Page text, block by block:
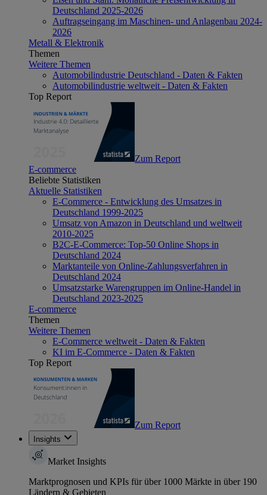
Deutschland 2025-2026
Auftragseingang im Maschinen- und Anlagenbau 2024-
2026
Metall & Elektronik
Themen
Weitere Themen
Automobilindustrie Deutschland - Daten & Fakten
Automobilindustrie weltweit - Daten & Fakten
Top Report
Zum Report
E-commerce
Beliebte Statistiken
Aktuelle Statistiken
E-Commerce - Entwicklung des Umsatzes in
Deutschland 1999-2025
Umsatz von Amazon in Deutschland und weltweit
2010-2025
B2C-E-Commerce: Top-50 Online Shops in
Deutschland 2024
Marktanteile von Online-Zahlungsverfahren in
Deutschland 2024
Umsatzstarke Warengruppen im Online-Handel in
Deutschland 2023-2025
E-commerce
Themen
Weitere Themen
E-Commerce weltweit - Daten & Fakten
KI im E-Commerce - Daten & Fakten
Top Report
Zum Report
Insights
Market Insights
Marktprognosen und KPIs für über 1000 Märkte in über 190
Ländern & Gebieten